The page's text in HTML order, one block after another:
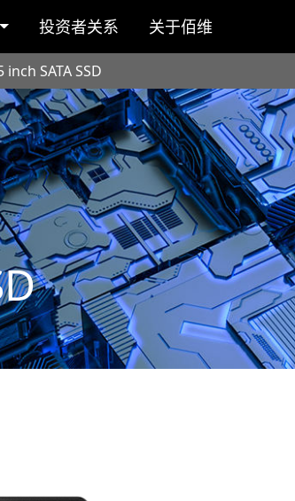
投资者关系 关于佰维
inch SATA SSD